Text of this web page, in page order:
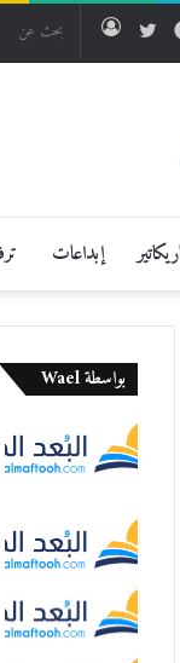
تسجيل
تويتر فيسبوك
إبداعات
بواسطة Wael